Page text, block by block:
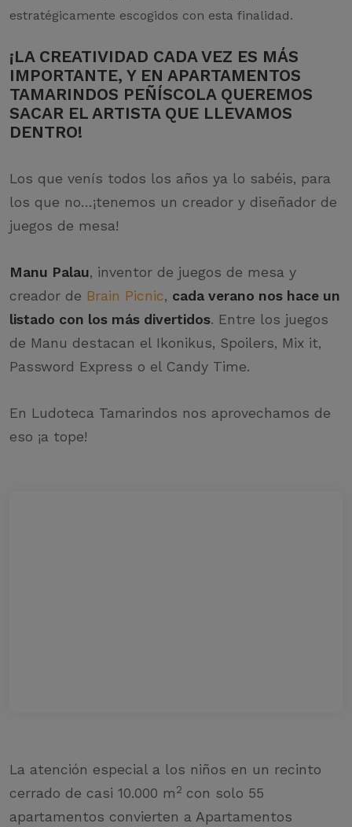
estratégicamente escogidos con esta finalidad.
¡LA CREATIVIDAD CADA VEZ ES MÁS
IMPORTANTE, Y EN APARTAMENTOS
TAMARINDOS PEÑÍSCOLA QUEREMOS
SACAR EL ARTISTA QUE LLEVAMOS
DENTRO!
Los que venís todos los años ya lo sabéis, para
los que no…¡tenemos un creador y diseñador de
juegos de mesa!
Manu Palau, inventor de juegos de mesa y
creador de Brain Picnic, cada verano nos hace un
listado con los más divertidos. Entre los juegos
de Manu destacan el Ikonikus, Spoilers, Mix it,
Password Express o el Candy Time.
En Ludoteca Tamarindos nos aprovechamos de
eso ¡a tope!
La atención especial a los niños en un recinto
cerrado de casi 10.000 m 2 con solo 55
apartamentos convierten a Apartamentos